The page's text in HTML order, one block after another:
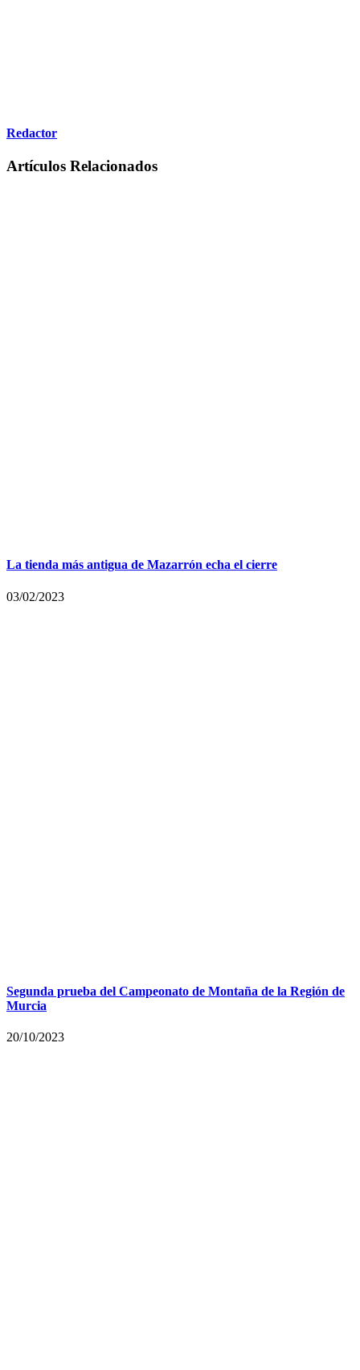
Redactor
Artículos Relacionados
La tienda más antigua de Mazarrón echa el cierre
03/02/2023
Segunda prueba del Campeonato de Montaña de la Región de
Murcia
20/10/2023